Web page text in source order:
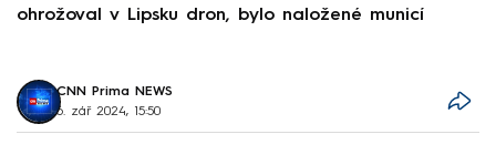
ohrožoval v Lipsku dron, bylo naložené municí
CNN Prima NEWS
6. zář 2024, 15:50